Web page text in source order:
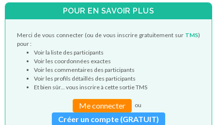
POUR EN SAVOIR PLUS
Merci de vous connecter (ou de vous inscrire gratuitement sur TMS)
pour :
Voir la liste des participants
Voir les coordonnées exactes
Voir les commentaires des participants
Voir les profils détaillés des participants
Et bien sûr... vous inscrire à cette sortie TMS
Me connecter ou
Créer un compte (GRATUIT)